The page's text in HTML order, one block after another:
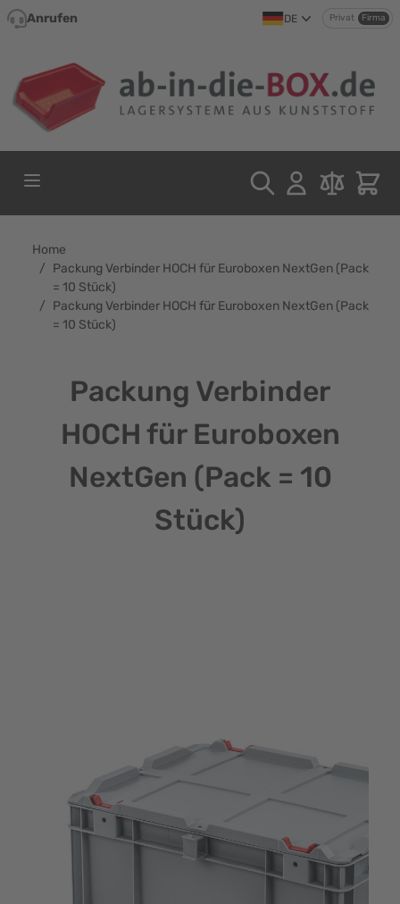
Direkt zum Inhalt
Anrufen DE Privat Firma
Home
/ Packung Verbinder HOCH für Euroboxen NextGen (Pack
= 10 Stück)
/ Packung Verbinder HOCH für Euroboxen NextGen (Pack
= 10 Stück)
Packung Verbinder
HOCH für Euroboxen
NextGen (Pack = 10
Stück)